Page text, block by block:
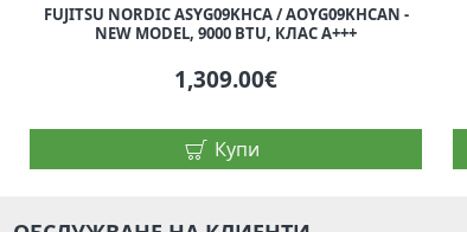
FUJITSU NORDIC ASYG09KHCA / AOYG09KHCAN -
NEW MODEL, 9000 BTU, КЛАС A+++
1,309.00€
Купи